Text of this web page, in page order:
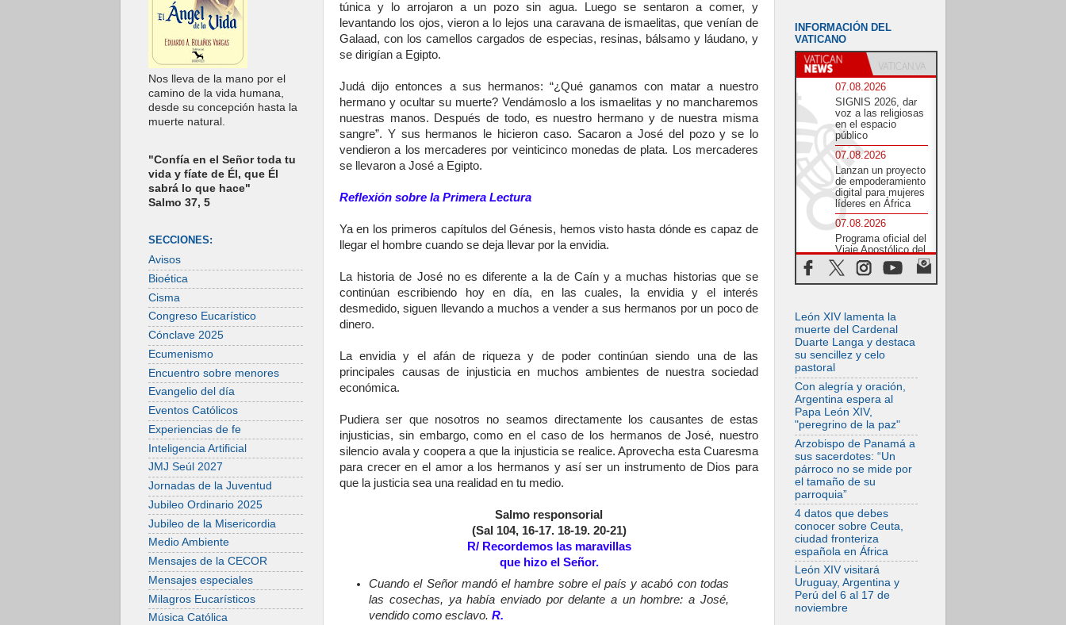
túnica y lo arrojaron a un pozo sin agua. Luego se sentaron a comer, y
levantando los ojos, vieron a lo lejos una caravana de ismaelitas, que venían de
Galaad, con los camellos cargados de especias, resinas, bálsamo y láudano, y
se dirigían a Egipto.
Judá dijo entonces a sus hermanos: “¿Qué ganamos con matar a nuestro
hermano y ocultar su muerte? Vendámoslo a los ismaelitas y no mancharemos
nuestras manos. Después de todo, es nuestro hermano y de nuestra misma
sangre”. Y sus hermanos le hicieron caso. Sacaron a José del pozo y se lo
vendieron a los mercaderes por veinticinco monedas de plata. Los mercaderes
se llevaron a José a Egipto.
Reflexión sobre la Primera Lectura
Ya en los primeros capítulos del Génesis, hemos visto hasta dónde es capaz de
llegar el hombre cuando se deja llevar por la envidia.
La historia de José no es diferente a la de Caín y a muchas historias que se
continúan escribiendo hoy en día, en las cuales, la envidia y el interés
desmedido, siguen llevando a muchos a vender a sus hermanos por un poco de
dinero.
La envidia y el afán de riqueza y de poder continúan siendo una de las
principales causas de injusticia en muchos ambientes de nuestra sociedad
económica.
Pudiera ser que nosotros no seamos directamente los causantes de estas
injusticias, sin embargo, como en el caso de los hermanos de José, nuestro
silencio avala y coopera a que la injusticia se realice. Aprovecha esta Cuaresma
para crecer en el amor a los hermanos y así ser un instrumento de Dios para
que la justicia sea una realidad en tu medio.
Salmo responsorial
(Sal 104, 16-17. 18-19. 20-21)
R/ Recordemos las maravillas
que hizo el Señor.
Cuando el Señor mandó el hambre sobre el país y acabó con todas
las cosechas, ya había enviado por delante a un hombre: a José,
vendido como esclavo.R.
Nos lleva de la mano por el
camino de la vida humana,
desde su concepción hasta la
muerte natural.
"Confía en el Señor toda tu
vida y fíate de Él, que Él
sabrá lo que hace"
Salmo 37, 5
SECCIONES:
Avisos
Bioética
Cisma
Congreso Eucarístico
Cónclave 2025
Ecumenismo
Encuentro sobre menores
Evangelio del día
Eventos Católicos
Experiencias de fe
Inteligencia Artificial
JMJ Seúl 2027
Jornadas de la Juventud
Jubileo Ordinario 2025
Jubileo de la Misericordia
Medio Ambiente
Mensajes de la CECOR
Mensajes especiales
Milagros Eucarísticos
Música Católica
INFORMACIÓN DEL
VATICANO
07.08.2026
SIGNIS 2026, dar
voz a las religiosas
en el espacio
público
07.08.2026
Lanzan un proyecto
de empoderamiento
digital para mujeres
líderes en África
07.08.2026
Programa oficial del
Viaje Apostólico del
Papa León XIV a
Francia
Ecuador: El bien de
las familias no
admite premuras
legislativas
06.08.2026
Cardenal Parolin: La
paz comienza con
la empatía al dolor
del otro
06.08.2026
Fray Marco Vianelli:
Aprender el
Evangelio de la Paz
en la Escuela de
San Francisco
06.08.2026
La visita del Papa
León XIV a Asís en
un minuto
06.08.2026
El agradecimiento
de los jóvenes al
Papa: «Hoy nos
León XIV lamenta la
muerte del Cardenal
Duarte Langa y destaca
su sencillez y celo
pastoral
Con alegría y oración,
Argentina espera al
Papa León XIV,
"peregrino de la paz"
Arzobispo de Panamá a
sus sacerdotes: “Un
párroco no se mide por
el tamaño de su
parroquia”
4 datos que debes
conocer sobre Ceuta,
ciudad fronteriza
española en África
León XIV visitará
Uruguay, Argentina y
Perú del 6 al 17 de
noviembre